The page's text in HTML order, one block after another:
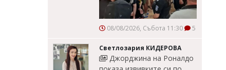
08/08/2026, Събота 11:30 5
Светлозария КИДЕРОВА
Джорджина на Роналдо